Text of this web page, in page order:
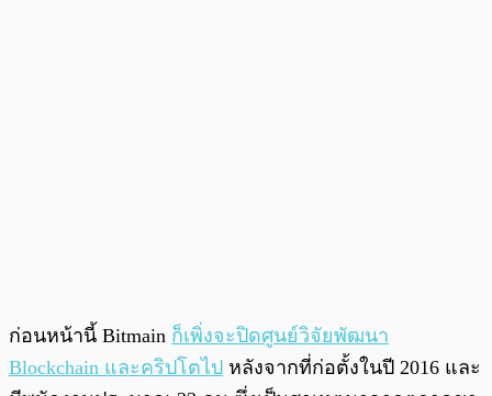
ก่อนหน้านี้ Bitmain ก็เพิ่งจะปิดศูนย์วิจัยพัฒนา
Blockchain และคริปโตไป หลังจากที่ก่อตั้งในปี 2016 และ